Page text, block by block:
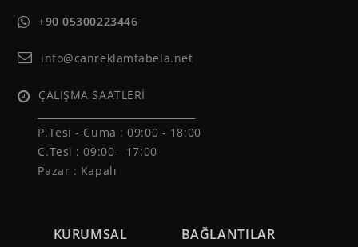
+90 05300223446
info@canreklamtabela.net
ÇALIŞMA SAATLERİ
P.Tesi - Cuma : 09:00 - 18:00
C.Tesi : 09:00 - 17:00
Pazar : Kapalı
KURUMSAL BAĞLANTILAR